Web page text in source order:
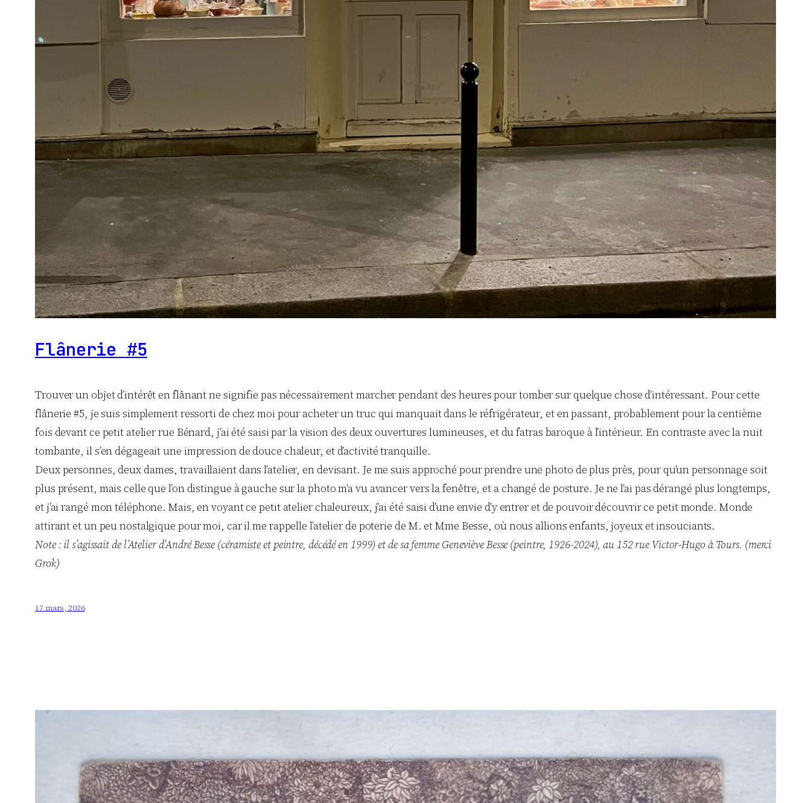
Flânerie #5
Trouver un objet d’intérêt en flânant ne signifie pas nécessairement marcher pendant des heures pour tomber sur quelque chose d’intéressant. Pour cette
flânerie #5, je suis simplement ressorti de chez moi pour acheter un truc qui manquait dans le réfrigérateur, et en passant, probablement pour la centième
fois devant ce petit atelier rue Bénard, j’ai été saisi par la vision des deux ouvertures lumineuses, et du fatras baroque à l’intérieur. En contraste avec la nuit
tombante, il s’en dégageait une impression de douce chaleur, et d’activité tranquille.
Deux personnes, deux dames, travaillaient dans l’atelier, en devisant. Je me suis approché pour prendre une photo de plus près, pour qu’un personnage soit
plus présent, mais celle que l’on distingue à gauche sur la photo m’a vu avancer vers la fenêtre, et a changé de posture. Je ne l’ai pas dérangé plus longtemps,
et j’ai rangé mon téléphone. Mais, en voyant ce petit atelier chaleureux, j’ai été saisi d’une envie d’y entrer et de pouvoir découvrir ce petit monde. Monde
attirant et un peu nostalgique pour moi, car il me rappelle l’atelier de poterie de M. et Mme Besse, où nous allions enfants, joyeux et insouciants.
Note : il s’agissait de l’Atelier d’André Besse (céramiste et peintre, décédé en 1999) et de sa femme Geneviève Besse (peintre, 1926-2024), au 152 rue Victor-Hugo à Tours. (merci
Grok)
17 mars, 2026